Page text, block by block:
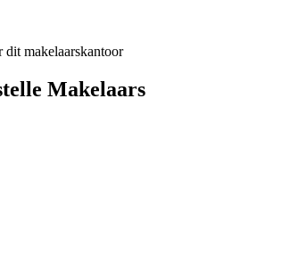
makelaarskantoor
Makelaars